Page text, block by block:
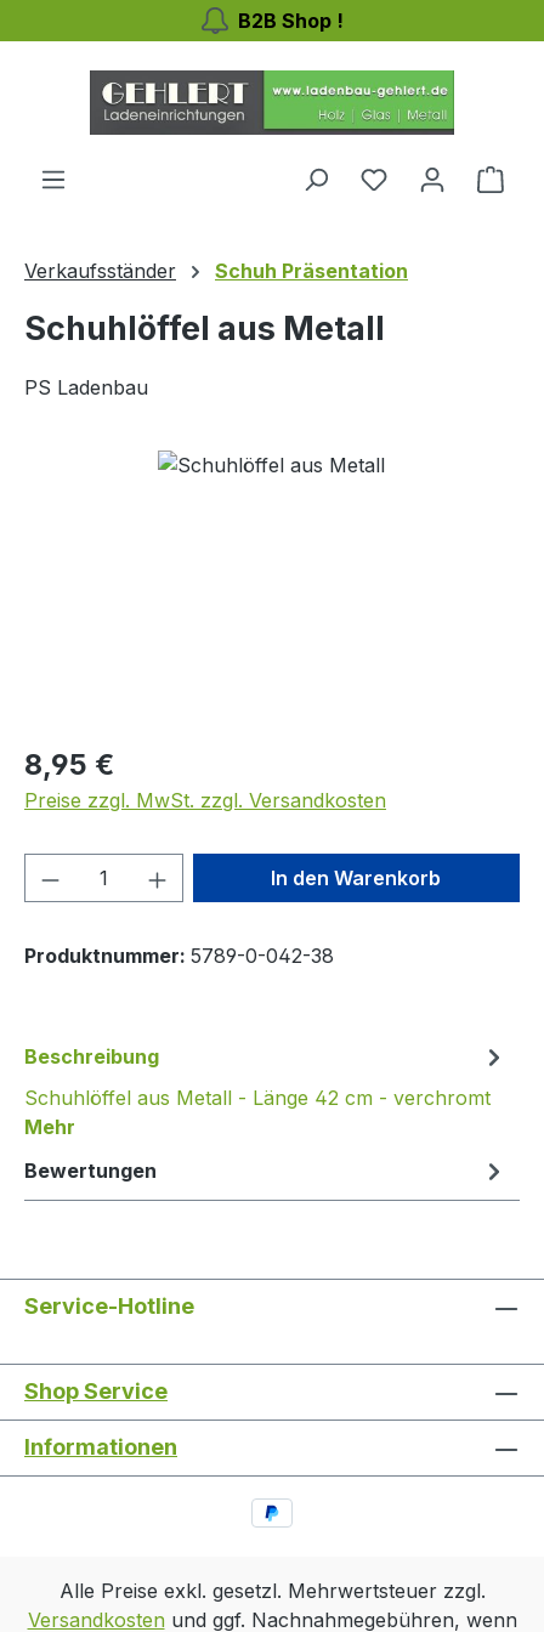
Zum Hauptinhalt springenB2B Shop !
Verkaufsständer Schuh Präsentation
Schuhlöffel aus Metall
PS Ladenbau
Regulärer Preis:
8,95 €
Preise zzgl. MwSt. zzgl. Versandkosten
Produkt Anzahl: Gib denIn den Warenkorb
Produktnummer: 5789-0-042-38
Beschreibung
Schuhlöffel aus Metall - Länge 42 cm - verchromt
Mehr
Bewertungen
Service-Hotline
Shop Service
Informationen
Alle Preise exkl. gesetzl. Mehrwertsteuer zzgl.
Versandkostenund ggf. Nachnahmegebühren, wenn